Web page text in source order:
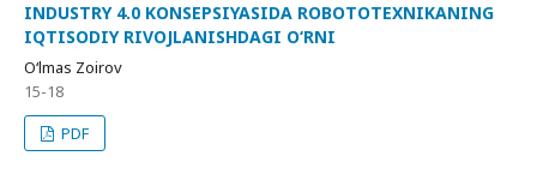
INDUSTRY 4.0 KONSEPSIYASIDA ROBOTOTEXNIKANING
IQTISODIY RIVOJLANISHDAGI O‘RNI
O‘lmas Zoirov
15-18
PDF